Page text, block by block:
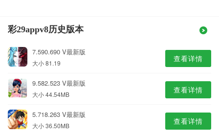
彩29appv8历史版本
7.590.690 V最新版
大小 81.19 查看详情
9.582.523 V最新版
大小 44.54MB 查看详情
5.718.263 V最新版
大小 36.50MB 查看详情